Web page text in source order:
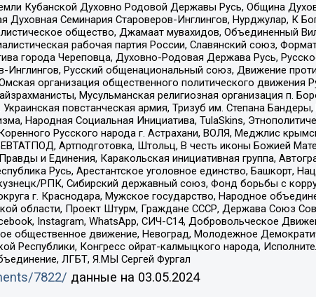
Кубанской Духовно Родовой Державы Русь, Община
Семинария Староверов-Инглингов, Нурджулар, К
общество, Джамаат мувахидов, Объединенный
рабочая партия России, Славянский союз,
города Череповца, Духовно-Родовая Держава Русь,
Инглингов, Русский общенациональный союз, Движение
организация общественного политического движения
Мусульманская религиозная организация п.
повстанческая армия, Тризуб им. Степана
Народная Социальная Инициатива, TulaSkins,
Русского народа г. Астрахани, ВОЛЯ, Меджлис
Артподготовка, Штольц, В честь иконы Божией
и Единения, Каракольская инициативная группа,
Русь, Арестантское уголовное единство, Башкорт,
РПК, Сибирский державный союз, Фонд борьбы с
г. Краснодара, Мужское государство, Народное
области, Проект Штурм, Граждане СССР, Держава Союз
Instagram, WhatsApp, СИЧ-С14, Добровольческое
общественное движение, Невоград, Молодежное
Республики, Конгресс ойрат-калмыцкого народа,
ЛГБТ, Я.МЫ Сергей Фургал
7822/ данные на 03.05.2024